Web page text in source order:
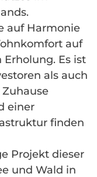
auf Harmonie
auf
Es ist
als auch
einer
finden
Projekt dieser
und Wald in